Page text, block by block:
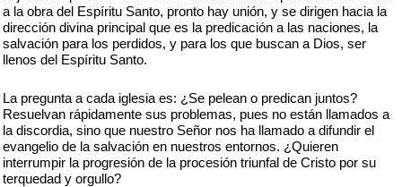
a la obra del Espíritu Santo, pronto hay unión, y se dirigen hacia la
dirección divina principal que es la predicación a las naciones, la
salvación para los perdidos, y para los que buscan a Dios, ser
llenos del Espíritu Santo.
La pregunta a cada iglesia es: ¿Se pelean o predican juntos?
Resuelvan rápidamente sus problemas, pues no están llamados a
la discordia, sino que nuestro Señor nos ha llamado a difundir el
evangelio de la salvación en nuestros entornos. ¿Quieren
interrumpir la progresión de la procesión triunfal de Cristo por su
terquedad y orgullo?